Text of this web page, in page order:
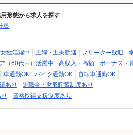
用形態から求人を探す
員
女性活躍中 主婦・主夫歓迎 フリーター歓迎
（60代～）活躍中 高収入・高額
ボーナス・
車通勤OK バイク通勤OK
自転車通勤OK
あり
退職金・財形貯蓄制度あり
資格取得支援制度あり